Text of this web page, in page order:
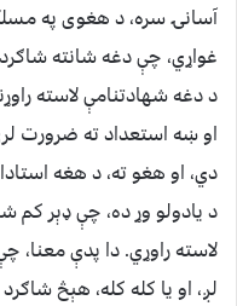
آسانۍ سره، د هغوی په
غواړي، چې دغه شانته
د دغه شهادتنامې لاسته
او ښه استعداد ته ضرورت
دي، او هغو ته، د هغه
د یادولو وړ ده، چې ډېر کم
لاسته راوړي. دا پدې
لږ، او یا کله کله، هېڅ